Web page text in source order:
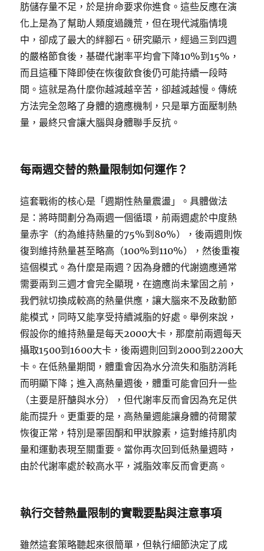
肪儲存量不足，於是拚命要求你進食。這些反應在演
化上是為了幫助人類度過饑荒，但在現代減脂情境
中，卻成了最大的絆腳石。研究顯示，經過三到四週
的嚴格節食後，基礎代謝率平均會下降10%到15%，
而且這種下降即使在恢復飲食後仍可能持續一段時
間。這就是為什麼你越減越辛苦，卻越減越慢。傳統
方法完全忽略了身體的適應機制，只是單方面壓制熱
量，最終只會讓大腦與身體聯手反抗。
每兩週交替的熱量限制如何運作？
這套戰術的核心是「週期性熱量震盪」。具體做法
是：將時間劃分為兩週一個循環，前兩週處於中度熱
量赤字（約為維持熱量的75%到80%），後兩週則恢
復到維持熱量甚至略高（100%到110%），然後重複
這個模式。為什麼是兩週？因為身體的代謝適應通常
需要兩到三週才會完全顯現，在適應尚未鞏固之前，
我們就切換成較高的熱量供應，讓大腦來不及啟動節
能模式，同時又能享受持續減脂的好處。舉例來說，
假設你的維持熱量是每天2000大卡，那麼前兩週每天
攝取1500到1600大卡，後兩週則回到2000到2200大
卡。在低熱量期間，體重會因為水分流失和脂肪消耗
而明顯下降；進入高熱量週後，體重可能會回升一些
（主要是肝醣與水分），但代謝率反而會因為充足供
能而提升。更重要的是，高熱量週能讓身體的荷爾蒙
恢復正常，特別是睪固酮和甲狀腺素，這對維持肌肉
量和運動表現至關重要。當你再次回到低熱量週時，
由於代謝率處於較高水平，減脂效率反而會更高。
執行交替熱量限制的實戰要點與注意事項
雖然這套策略聽起來很簡單，但執行細節決定了成